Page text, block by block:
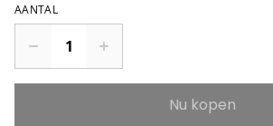
AANTAL
Nu kopen